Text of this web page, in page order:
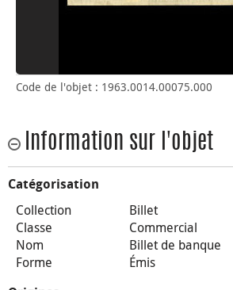
Code de l'objet : 1963.0014.00075.000
Information sur l'objet
Catégorisation
Collection
Billet
Classe
Commercial
Nom
Billet de banque
Forme
Émis